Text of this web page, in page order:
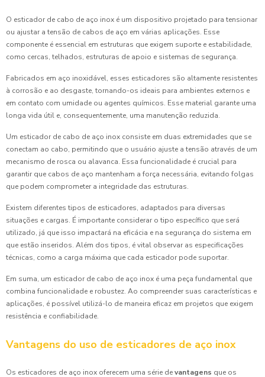
O esticador de cabo de aço inox é um dispositivo projetado para tensionar
ou ajustar a tensão de cabos de aço em várias aplicações. Esse
componente é essencial em estruturas que exigem suporte e estabilidade,
como cercas, telhados, estruturas de apoio e sistemas de segurança.
Fabricados em aço inoxidável, esses esticadores são altamente resistentes
à corrosão e ao desgaste, tornando-os ideais para ambientes externos e
em contato com umidade ou agentes químicos. Esse material garante uma
longa vida útil e, consequentemente, uma manutenção reduzida.
Um esticador de cabo de aço inox consiste em duas extremidades que se
conectam ao cabo, permitindo que o usuário ajuste a tensão através de um
mecanismo de rosca ou alavanca. Essa funcionalidade é crucial para
garantir que cabos de aço mantenham a força necessária, evitando folgas
que podem comprometer a integridade das estruturas.
Existem diferentes tipos de esticadores, adaptados para diversas
situações e cargas. É importante considerar o tipo específico que será
utilizado, já que isso impactará na eficácia e na segurança do sistema em
que estão inseridos. Além dos tipos, é vital observar as especificações
técnicas, como a carga máxima que cada esticador pode suportar.
Em suma, um esticador de cabo de aço inox é uma peça fundamental que
combina funcionalidade e robustez. Ao compreender suas características e
aplicações, é possível utilizá-lo de maneira eficaz em projetos que exigem
resistência e confiabilidade.
Vantagens do uso de esticadores de aço inox
Os esticadores de aço inox oferecem uma série devantagens que os